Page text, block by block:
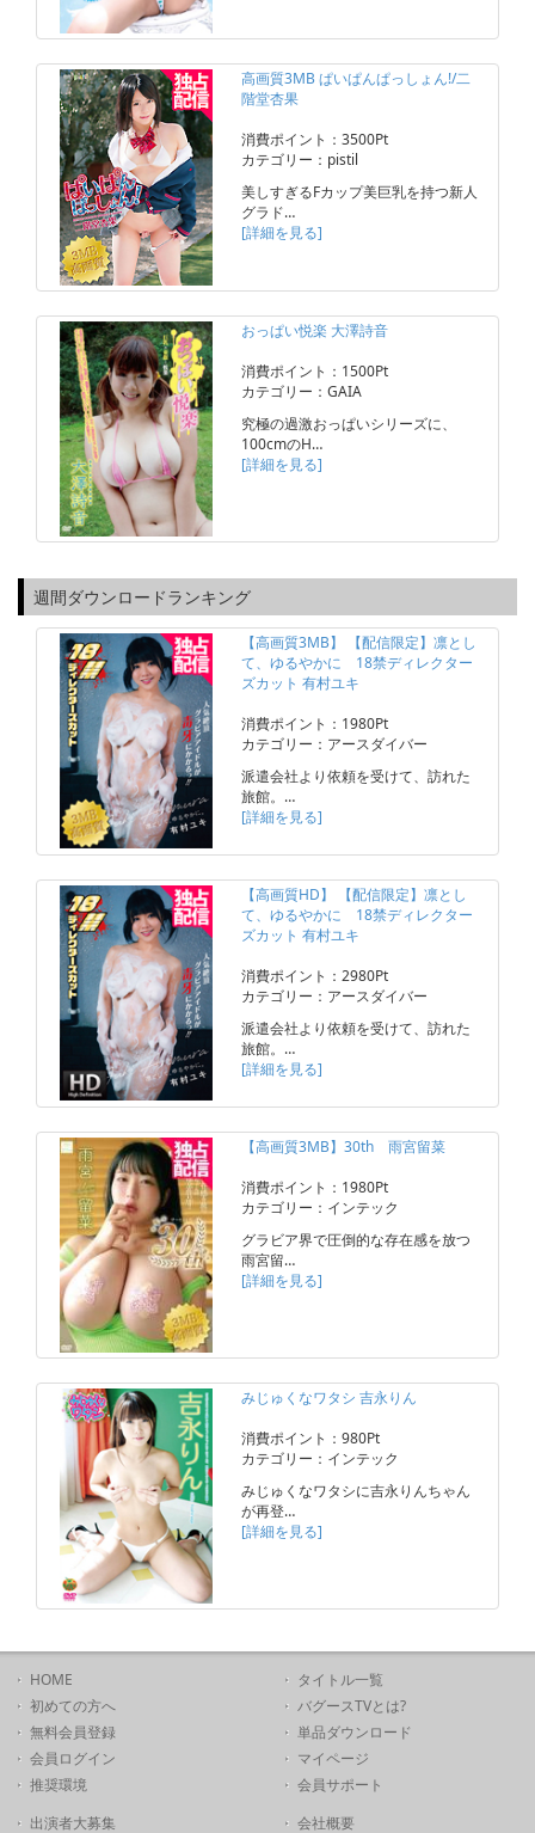
高画質3MB ぱいぱんぱっしょん!/二
階堂杏果
消費ポイント：3500Pt
カテゴリー：pistil
美しすぎるFカップ美巨乳を持つ新人
グラド…
[詳細を見る]
おっぱい悦楽 大澤詩音
消費ポイント：1500Pt
カテゴリー：GAIA
究極の過激おっぱいシリーズに、
100cmのH…
[詳細を見る]
週間ダウンロードランキング
【高画質3MB】 【配信限定】凛とし
て、ゆるやかに 18禁ディレクター
ズカット 有村ユキ
消費ポイント：1980Pt
カテゴリー：アースダイバー
派遣会社より依頼を受けて、訪れた
旅館。…
[詳細を見る]
【高画質HD】 【配信限定】凛とし
て、ゆるやかに 18禁ディレクター
ズカット 有村ユキ
消費ポイント：2980Pt
カテゴリー：アースダイバー
派遣会社より依頼を受けて、訪れた
旅館。…
[詳細を見る]
【高画質3MB】30th 雨宮留菜
消費ポイント：1980Pt
カテゴリー：インテック
グラビア界で圧倒的な存在感を放つ
雨宮留…
[詳細を見る]
みじゅくなワタシ 吉永りん
消費ポイント：980Pt
カテゴリー：インテック
みじゅくなワタシに吉永りんちゃん
が再登…
[詳細を見る]
HOME
初めての方へ
無料会員登録
会員ログイン
推奨環境
タイトル一覧
バグースTVとは?
単品ダウンロード
マイページ
会員サポート
出演者大募集
会社概要